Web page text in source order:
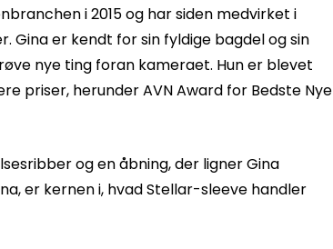
i 2015 og har siden medvirket i
Gina er kendt for sin fyldige bagdel og sin
nye ting foran kameraet. Hun er blevet
priser, herunder AVN Award for Bedste Nye
og en åbning, der ligner Gina
er kernen i, hvad Stellar-sleeve handler